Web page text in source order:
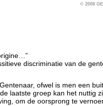
© 2008
discriminatie van de
ofwel is men een
laatste groep kan het nuttig
om de oorsprong te